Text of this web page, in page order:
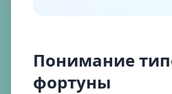
Понимание
фортуны